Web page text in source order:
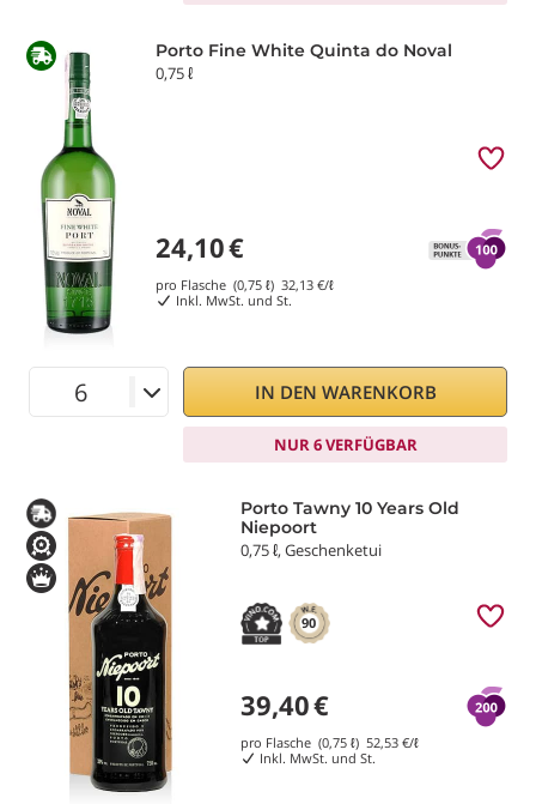
Porto Fine White Quinta do Noval
0,75 ℓ
24,10€
pro Flasche (0,75 ℓ) 32,13 €/ℓ
Inkl. MwSt. und St.
IN DEN WARENKORB
NUR 6 VERFÜGBAR
Porto Tawny 10 Years Old
Niepoort
0,75 ℓ, Geschenketui
90
39,40€
pro Flasche (0,75 ℓ) 52,53€/ℓ
Inkl. MwSt. und St.